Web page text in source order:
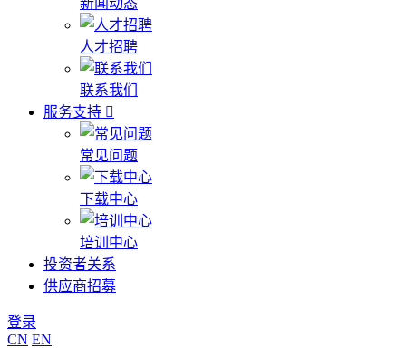
人才招聘
联系我们
服务支持
常见问题
下载中心
培训中心
投资者关系
供应商招募
登录
CN EN